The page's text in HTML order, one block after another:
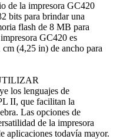
de la impresora GC420
bits para brindar una
flash de 8 MB para
GC420 es
(4,25 in) de ancho para
los lenguajes de
II, que facilitan la
Las opciones de
de la impresora
aplicaciones todavía mayor.